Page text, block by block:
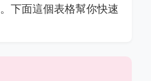
下面這個表格幫你快速